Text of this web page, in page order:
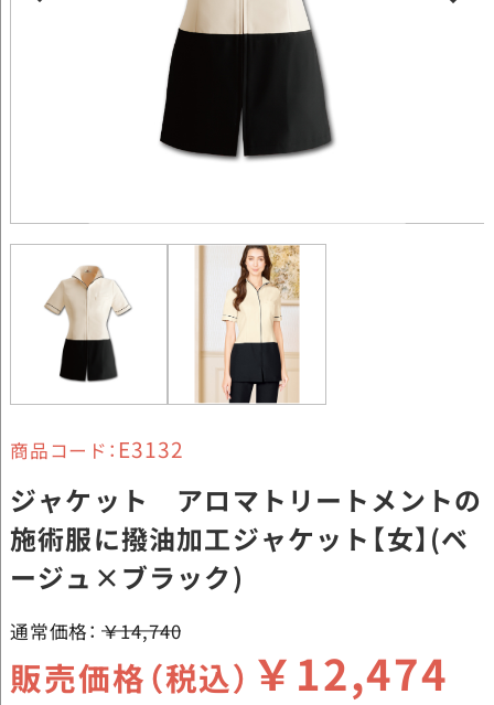
商品コード： E3132
ジャケット アロマトリートメントの
施術服に撥油加工ジャケット【女】(ベ
ージュ×ブラック)
通常価格： ￥14,740
販売価格（税込） ￥12,474